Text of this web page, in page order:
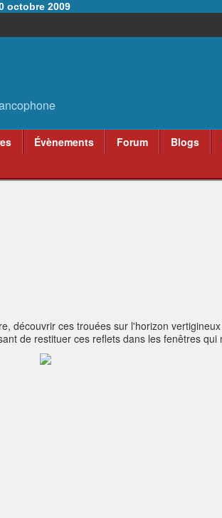
octobre 2009
Évènements Forum Blogs
découvrir ces trouées sur l'horizon
de restituer ces reflets dans les fenêtres
cette charmante chanson de Monsieur
Quand fleurit le printemps, Qu'il faut